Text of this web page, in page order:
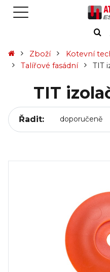
Zboží Kotevní
Talířové fasádní
TIT
TIT
Řadit: